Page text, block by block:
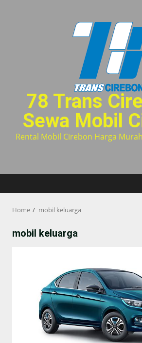
78 Trans
Sewa Mobil
Rental Mobil Cirebon Harga
Home mobil keluarga
mobil keluarga